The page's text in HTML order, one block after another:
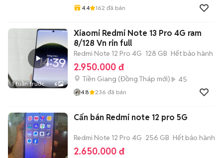
4.4 162 đã bán
1 tuần trước 6
Xiaomi Redmi Note 13 Pro 4G ram
8/128 Vn rin full
Redmi Note 12 Pro 4G 128 GB Hết bảo hành
2.950.000 đ
Tiền Giang (Đồng Tháp mới) 45
4.8 236 đã bán
Cấn bán Redmi note 12 pro 5G
Redmi Note 12 Pro 4G 256 GB Hết bảo hành
2.650.000 đ